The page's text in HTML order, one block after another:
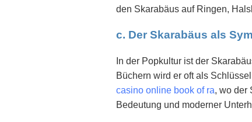
den Skarabäus auf Ringen,
c. Der Skarabäus als
In der Popkultur ist der
Büchern wird er oft als
casino online book of ra, wo der
Bedeutung und moderner